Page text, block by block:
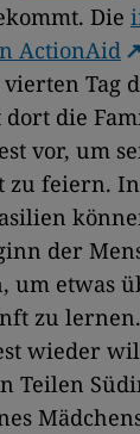
Die
ActionAid
Tag
die
vor, um
zu feiern.
der
um etwas
zu
wieder
Teilen